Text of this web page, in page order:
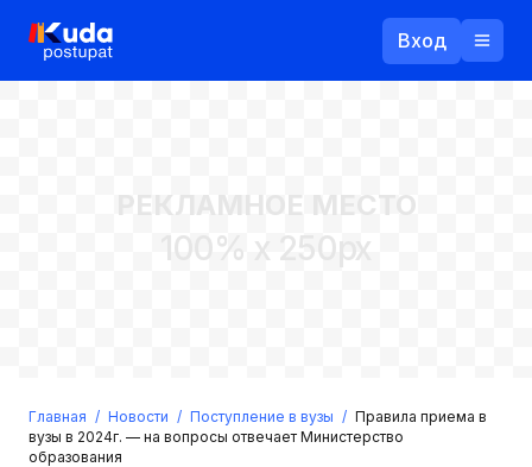
Вход
Войти
РЕКЛАМНОЕ МЕСТО
100% x 250px
Главная / Новости / Поступление в вузы / Правила приема в
вузы в 2024г. — на вопросы отвечает Министерство
образования